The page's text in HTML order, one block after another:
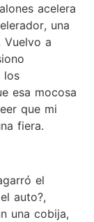
acelera
una
a
los
esa mocosa
que mi
fiera.
el
auto?,
una cobija,